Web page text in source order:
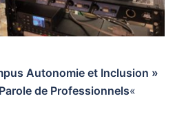
Autonomie et Inclusion »
de Professionnels«